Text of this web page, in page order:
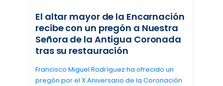
El altar mayor de la Encarnación
recibe con un pregón a Nuestra
Señora de la Antigua Coronada
tras su restauración
Francisco Miguel Rodríguez ha ofrecido un
pregón por el X Aniversario de la Coronación